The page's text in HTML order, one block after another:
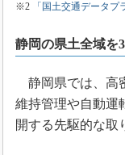
※2 「国土交通データプ
静岡の県土全域を
静岡県では、高
維持管理や自動運
開する先駆的な取